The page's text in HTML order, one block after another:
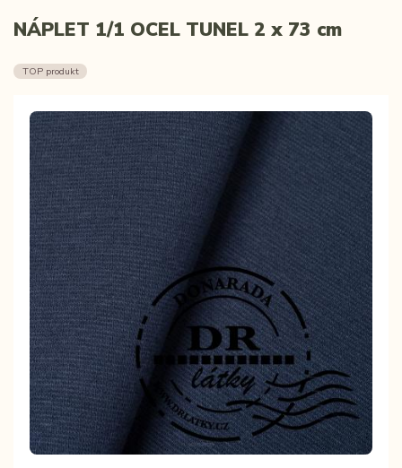
NÁPLET 1/1 OCEL TUNEL 2 x 73 cm
TOP produkt